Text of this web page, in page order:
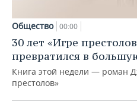
Общество 00:00
30 лет «Игре
превратился в
Книга этой недели — роман
престолов»